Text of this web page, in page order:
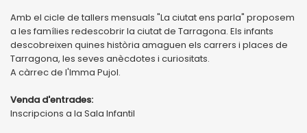
Amb el cicle de tallers mensuals "La ciutat ens parla" proposem
a les famílies redescobrir la ciutat de Tarragona. Els infants
descobreixen quines història amaguen els carrers i places de
Tarragona, les seves anècdotes i curiositats.
A càrrec de l'Imma Pujol.
Venda d'entrades:
Inscripcions a la Sala Infantil